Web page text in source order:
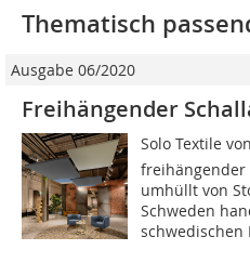
Thematisch
Ausgabe 06/2020
Freihängender
Solo Textile
freihängender
umhüllt von
Schweden
schwedischen